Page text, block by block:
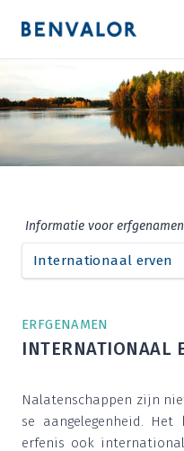
Infor­ma­tie voor
ERF­GE­NA­MEN
INTER­NA­TI­O­NAAL
Nala­ten­schap­pen zijn
se aan­ge­le­gen­heid.
erfe­nis ook